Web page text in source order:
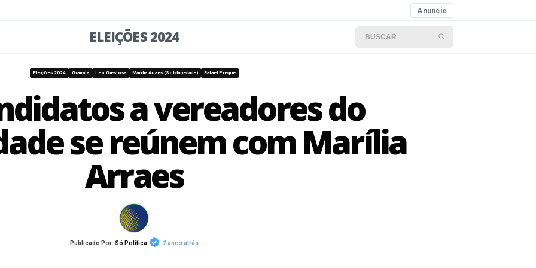
Anuncie
ELEIÇÕES 2024 Buscar por:
Eleições 2024 Gravatá Léo Giestosa Marília Arraes (Solidariedade) Rafael Prequé
a vereadores do
se reúnem com Marília
Arraes
Publicado Por: Só Política 2 anos atrás